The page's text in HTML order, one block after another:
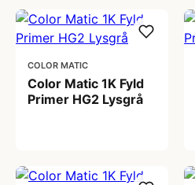
COLOR MATIC
Color Matic 1K Fyld
Primer HG2 Lysgrå